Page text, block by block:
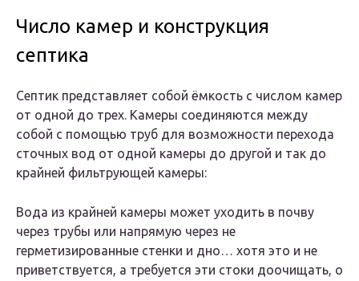
Число камер и конструкция
септика
Септик представляет собой ёмкость с числом камер
от одной до трех. Камеры соединяются между
собой с помощью труб для возможности перехода
сточных вод от одной камеры до другой и так до
крайней фильтрующей камеры:
Вода из крайней камеры может уходить в почву
через трубы или напрямую через не
герметизированные стенки и дно… хотя это и не
приветствуется, а требуется эти стоки доочищать, о